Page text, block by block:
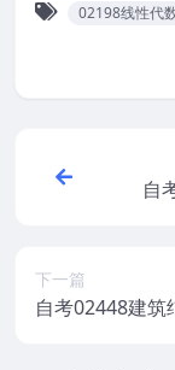
02198线性代
自
下一篇
自考02448建筑